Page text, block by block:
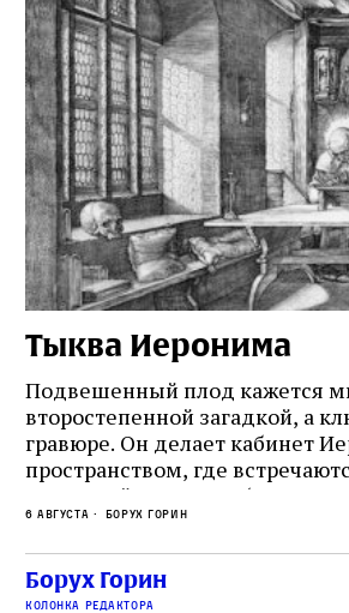
Тыква Иеронима
Подвешенный плод кажется
второстепенной загадкой, а
гравюре. Он делает кабинет
пространством, где
греческий и латынь;
церковная традиция;
точность и понятность;
убеждённый в необходимости
читатель, воспринимающий
6 августа Борух Горин
Борух Горин
колонка редактора